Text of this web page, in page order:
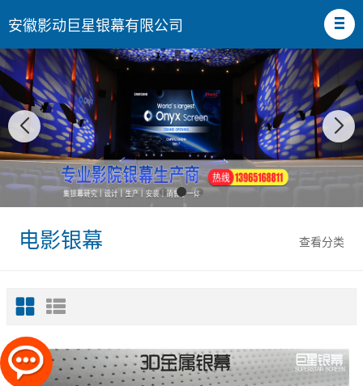
安徽影动巨星银幕有限公司
查看分类
电影银幕